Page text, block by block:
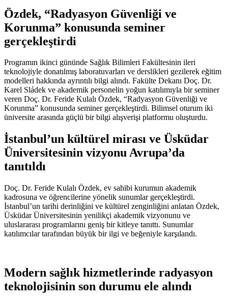
Özdek, “Radyasyon Güvenliği ve
Korunma” konusunda seminer
gerçekleştirdi
Programın ikinci gününde Sağlık Bilimleri Fakültesinin ileri
teknolojiyle donatılmış laboratuvarları ve derslikleri gezilerek eğitim
modelleri hakkında ayrıntılı bilgi alındı. Fakülte Dekanı Doç. Dr.
Karel Sládek ve akademik personelin yoğun katılımıyla bir seminer
veren Doç. Dr. Feride Kulalı Özdek, “Radyasyon Güvenliği ve
Korunma” konusunda seminer gerçekleştirdi. Bilimsel oturum iki
üniversite arasında güçlü bir bilgi alışverişi platformu oluşturdu.
İstanbul’un kültürel mirası ve Üsküdar
Üniversitesinin vizyonu Avrupa’da
tanıtıldı
Doç. Dr. Feride Kulalı Özdek, ev sahibi kurumun akademik
kadrosuna ve öğrencilerine yönelik sunumlar gerçekleştirdi.
İstanbul’un tarihi derinliğini ve kültürel zenginliğini anlatan Özdek,
Üsküdar Üniversitesinin yenilikçi akademik vizyonunu ve
uluslararası programlarını geniş bir kitleye tanıttı. Sunumlar
katılımcılar tarafından büyük bir ilgi ve beğeniyle karşılandı.
Modern sağlık hizmetlerinde radyasyon
teknolojisinin son durumu ele alındı